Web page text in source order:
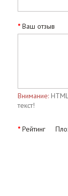
Ваш отзыв
Внимание:
текст!
Рейтинг